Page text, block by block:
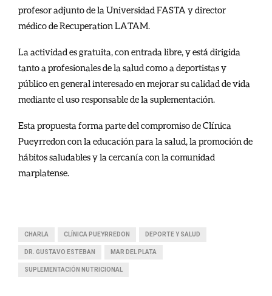
profesor adjunto de la Universidad FASTA y director
médico de Recuperation LATAM.
La actividad es gratuita, con entrada libre, y está dirigida
tanto a profesionales de la salud como a deportistas y
público en general interesado en mejorar su calidad de vida
mediante el uso responsable de la suplementación.
Esta propuesta forma parte del compromiso de Clínica
Pueyrredon con la educación para la salud, la promoción de
hábitos saludables y la cercanía con la comunidad
marplatense.
CHARLA CLÍNICA PUEYRREDON DEPORTE Y SALUD
DR. GUSTAVO ESTEBAN MAR DEL PLATA
SUPLEMENTACIÓN NUTRICIONAL